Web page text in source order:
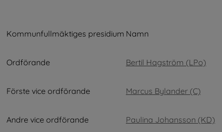
Kommunfullmäktiges presidium Namn
Ordförande Bertil Hagström (LPo)
Förste vice ordförande Marcus Bylander (C)
Andre vice ordförande Paulina Johansson (KD)